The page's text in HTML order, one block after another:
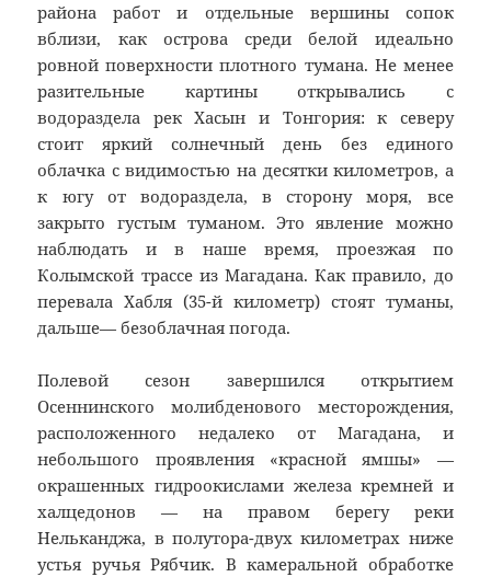
района работ и отдельные вершины сопок
вблизи, как острова среди белой идеально
ровной поверхности плотного тумана. Не менее
разительные картины открывались с
водораздела рек Хасын и Тонгория: к северу
стоит яркий солнечный день без единого
облачка с видимостью на десятки километров, а
к югу от водораздела, в сторону моря, все
закрыто густым туманом. Это явление можно
наблюдать и в наше время, проезжая по
Колымской трассе из Магадана. Как правило, до
перевала Хабля (35-й километр) стоят туманы,
дальше— безоблачная погода.
Полевой сезон завершился открытием
Осеннинского молибденового месторождения,
расположенного недалеко от Магадана, и
небольшого проявления «красной ямшы» —
окрашенных гидроокислами железа кремней и
халцедонов — на правом берегу реки
Нельканджа, в полутора-двух километрах ниже
устья ручья Рябчик. В камеральной обработке